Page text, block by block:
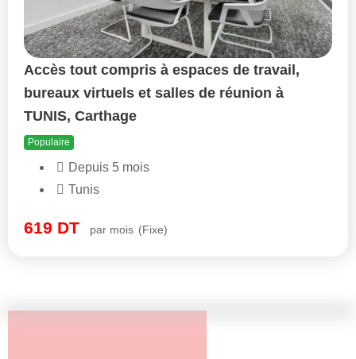
Accès tout compris à espaces de travail,
bureaux virtuels et salles de réunion à
TUNIS, Carthage
Populaire
Depuis 5 mois
Tunis
619 DT par mois (Fixe)